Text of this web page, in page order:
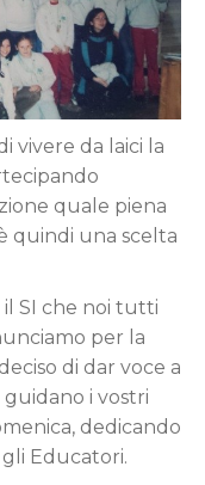
vivere da laici la
quale piena
quindi una scelta
SI che noi tutti
per la
di dar voce a
i vostri
dedicando
Educatori.